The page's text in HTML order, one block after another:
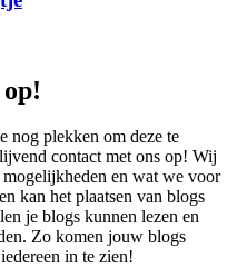
nog plekken om deze te
contact met ons op! Wij
en wat we voor
kan het plaatsen van blogs
je blogs kunnen lezen en
Zo komen jouw blogs
in te zien!